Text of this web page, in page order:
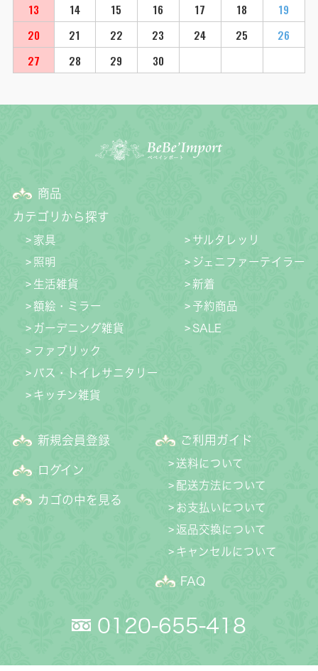
13
14 15 16 17 18
19
20
21 22 23 24 25
26
27
28 29 30
商品
カテゴリから探す
家具
照明
生活雑貨
額絵・ミラー
ガーデニング雑貨
ファブリック
バス・トイレサニタリー
キッチン雑貨
サルタレッリ
ジェニファーテイラー
新着
予約商品
SALE
新規会員登録
ログイン
カゴの中を見る
ご利用ガイド
送料について
配送方法について
お支払いについて
返品交換について
キャンセルについて
FAQ
0120-655-418